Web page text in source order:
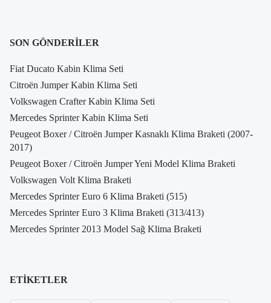
SON GÖNDERILER
Fiat Ducato Kabin Klima Seti
Citroën Jumper Kabin Klima Seti
Volkswagen Crafter Kabin Klima Seti
Mercedes Sprinter Kabin Klima Seti
Peugeot Boxer / Citroën Jumper Kasnaklı Klima Braketi (2007-
2017)
Peugeot Boxer / Citroën Jumper Yeni Model Klima Braketi
Volkswagen Volt Klima Braketi
Mercedes Sprinter Euro 6 Klima Braketi (515)
Mercedes Sprinter Euro 3 Klima Braketi (313/413)
Mercedes Sprinter 2013 Model Sağ Klima Braketi
ETIKETLER